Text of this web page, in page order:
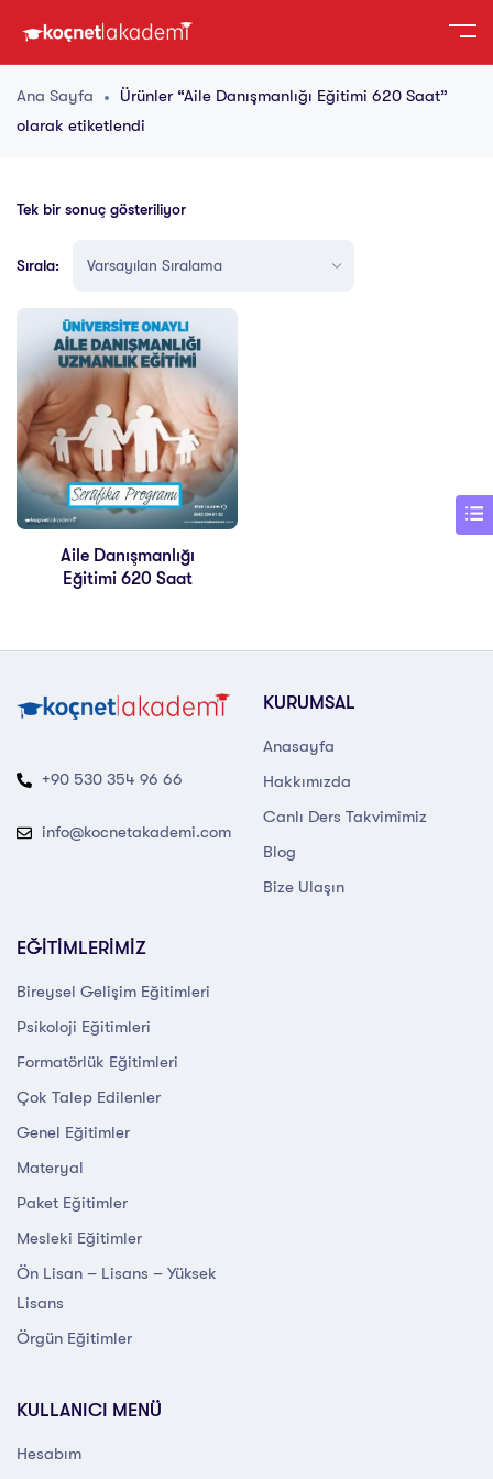
Ana Sayfa
Ürünler “Aile Danışmanlığı Eğitimi 620 Saat”
olarak etiketlendi
Tek bir sonuç gösteriliyor
Sırala:
Aile Danışmanlığı
Eğitimi 620 Saat
+90 530 354 96 66
info@kocnetakademi.com
KURUMSAL
Anasayfa
Hakkımızda
Canlı Ders Takvimimiz
Blog
Bize Ulaşın
EĞİTİMLERİMİZ
Bireysel Gelişim Eğitimleri
Psikoloji Eğitimleri
Formatörlük Eğitimleri
Çok Talep Edilenler
Genel Eğitimler
Materyal
Paket Eğitimler
Mesleki Eğitimler
Ön Lisan – Lisans – Yüksek
Lisans
Örgün Eğitimler
KULLANICI MENÜ
Hesabım